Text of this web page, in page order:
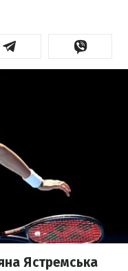
Ястремська